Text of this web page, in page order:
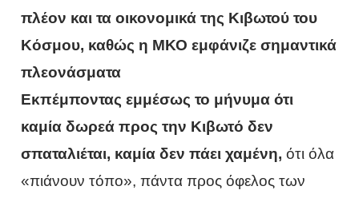
πλέον και τα οικονομικά της Κιβωτού του
Κόσμου, καθώς η ΜΚΟ εμφάνιζε σημαντικά
πλεονάσματα
Εκπέμποντας εμμέσως το μήνυμα ότι
καμία δωρεά προς την Κιβωτό δεν
σπαταλιέται, καμία δεν πάει χαμένη, ότι όλα
«πιάνουν τόπο», πάντα προς όφελος των